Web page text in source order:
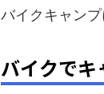
バイクキャン
バイクでキ